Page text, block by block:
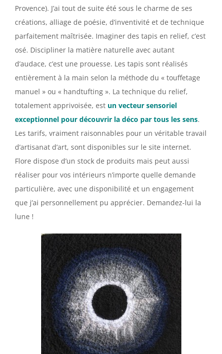
Provence). J’ai tout de suite été sous le charme de ses
créations, alliage de poésie, d’inventivité et de technique
parfaitement maîtrisée. Imaginer des tapis en relief, c’est
osé. Discipliner la matière naturelle avec autant
d’audace, c’est une prouesse. Les tapis sont réalisés
entièrement à la main selon la méthode du « touffetage
manuel » ou « handtufting ». La technique du relief,
totalement apprivoisée, est un vecteur sensoriel
exceptionnel pour découvrir la déco par tous les sens.
Les tarifs, vraiment raisonnables pour un véritable travail
d’artisanat d’art, sont disponibles sur le site internet.
Flore dispose d’un stock de produits mais peut aussi
réaliser pour vos intérieurs n’importe quelle demande
particulière, avec une disponibilité et un engagement
que j’ai personnellement pu apprécier. Demandez-lui la
lune !